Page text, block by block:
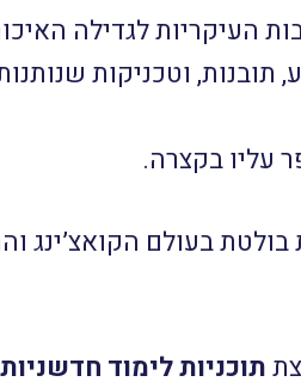
העיקריות לגדילה
תובנות, וטכניקות
עליו בקצרה.
בולטת בעולם הקואצ’ינג
תוכניות לימוד חדשניות